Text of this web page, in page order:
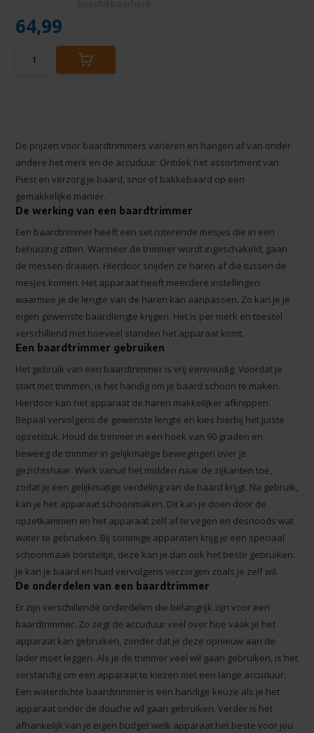
64,99
De prijzen voor baardtrimmers variëren en hangen af van onder
andere het merk en de accuduur. Ontdek het assortiment van
Piest en verzorg je baard, snor of bakkebaard op een
gemakkelijke manier.
De werking van een baardtrimmer
Een baardtrimmer heeft een set roterende mesjes die in een
behuizing zitten. Wanneer de trimmer wordt ingeschakeld, gaan
de messen draaien. Hierdoor snijden ze haren af die tussen de
mesjes komen. Het apparaat heeft meerdere instellingen
waarmee je de lengte van de haren kan aanpassen. Zo kan je je
eigen gewenste baardlengte krijgen. Het is per merk en toestel
verschillend met hoeveel standen het apparaat komt.
Een baardtrimmer gebruiken
Het gebruik van een baardtrimmer is vrij eenvoudig. Voordat je
start met trimmen, is het handig om je baard schoon te maken.
Hierdoor kan het apparaat de haren makkelijker afknippen.
Bepaal vervolgens de gewenste lengte en kies hierbij het juiste
opzetstuk. Houd de trimmer in een hoek van 90 graden en
beweeg de trimmer in gelijkmatige bewegingen over je
gezichtshaar. Werk vanuit het midden naar de zijkanten toe,
zodat je een gelijkmatige verdeling van de baard krijgt. Na gebruik,
kan je het apparaat schoonmaken. Dit kan je doen door de
opzetkammen en het apparaat zelf af te vegen en desnoods wat
water te gebruiken. Bij sommige apparaten krijg je een speciaal
schoonmaak borsteltje, deze kan je dan ook het beste gebruiken.
Je kan je baard en huid vervolgens verzorgen zoals je zelf wil.
De onderdelen van een baardtrimmer
Er zijn verschillende onderdelen die belangrijk zijn voor een
baardtrimmer. Zo zegt de accuduur veel over hoe vaak je het
apparaat kan gebruiken, zonder dat je deze opnieuw aan de
lader moet leggen. Als je de trimmer veel wil gaan gebruiken, is het
verstandig om een apparaat te kiezen met een lange accuduur.
Een waterdichte baardtrimmer is een handige keuze als je het
apparaat onder de douche wil gaan gebruiken. Verder is het
afhankelijk van je eigen budget welk apparaat het beste voor jou